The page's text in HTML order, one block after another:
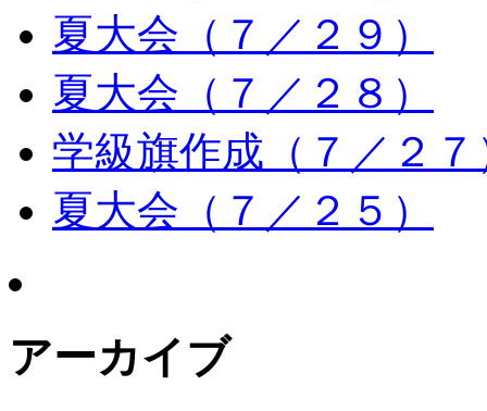
夏大会（７／２９）
夏大会（７／２８）
学級旗作成（７／２７
夏大会（７／２５）
アーカイブ